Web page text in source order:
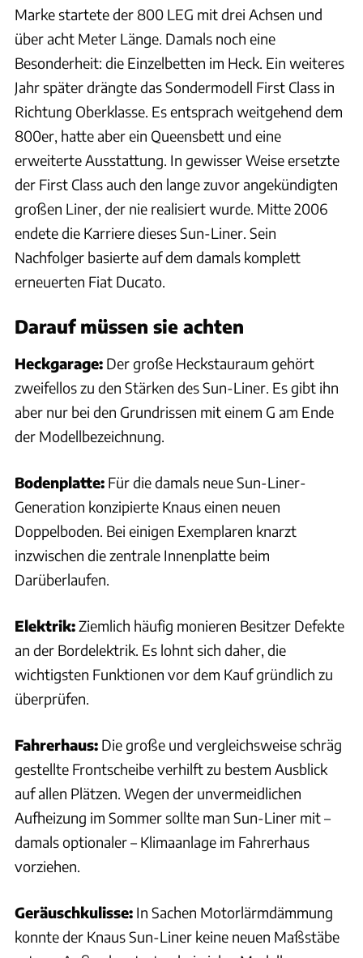
Marke startete der 800 LEG mit drei Achsen und
über acht Meter Länge. Damals noch eine
Besonderheit: die Einzelbetten im Heck. Ein weiteres
Jahr später drängte das Sondermodell First Class in
Richtung Oberklasse. Es entsprach weitgehend dem
800er, hatte aber ein Queensbett und eine
erweiterte Ausstattung. In gewisser Weise ersetzte
der First Class auch den lange zuvor angekündigten
großen Liner, der nie realisiert wurde. Mitte 2006
endete die Karriere dieses Sun-Liner. Sein
Nachfolger basierte auf dem damals komplett
erneuerten Fiat Ducato.
Darauf müssen sie achten
Heckgarage: Der große Heckstauraum gehört
zweifellos zu den Stärken des Sun-Liner. Es gibt ihn
aber nur bei den Grundrissen mit einem G am Ende
der Modellbezeichnung.
Bodenplatte: Für die damals neue Sun-Liner-
Generation konzipierte Knaus einen neuen
Doppelboden. Bei einigen Exemplaren knarzt
inzwischen die zentrale Innenplatte beim
Darüberlaufen.
Elektrik:Ziemlich häufig monieren Besitzer Defekte
an der Bordelektrik. Es lohnt sich daher, die
wichtigsten Funktionen vor dem Kauf gründlich zu
überprüfen.
Fahrerhaus: Die große und vergleichsweise schräg
gestellte Frontscheibe verhilft zu bestem Ausblick
auf allen Plätzen. Wegen der unvermeidlichen
Aufheizung im Sommer sollte man Sun-Liner mit –
damals optionaler – Klimaanlage im Fahrerhaus
vorziehen.
Geräuschkulisse: In Sachen Motorlärmdämmung
konnte der Knaus Sun-Liner keine neuen Maßstäbe